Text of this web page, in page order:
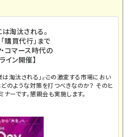
淘汰される。
購買代行」まで
コマース時代の
イン開催】
淘汰される」――。この激変する市場におい
どのような対策を打つべきなのか？ そのヒ
ーです。懇親会も実施します。